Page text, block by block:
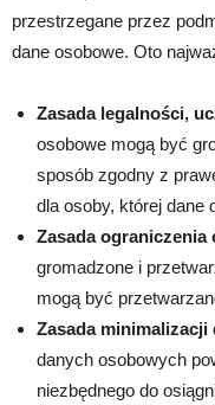
przestrzegane przez
dane osobowe. Oto
Zasada legalności,
osobowe mogą być
sposób zgodny z
dla osoby, której dane
Zasada ograniczenia
gromadzone i
mogą być
Zasada minimalizacji
danych osobowych
niezbędnego do